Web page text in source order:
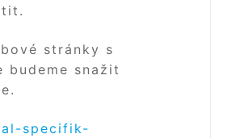
stránky s
budeme snažit
specifik-